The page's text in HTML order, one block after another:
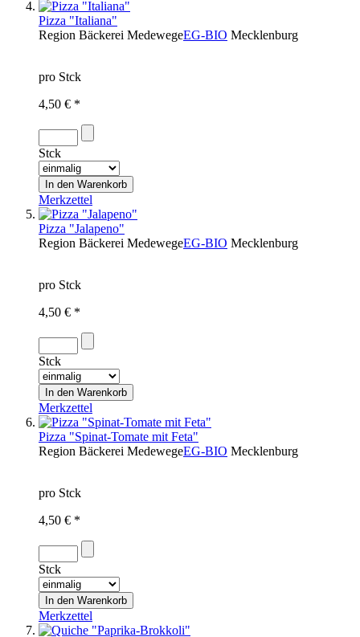
Pizza "Italiana"
Region Bäckerei MedewegeEG-BIO Mecklenburg
pro Stck
4,50 € *
Stck
Merkzettel
Pizza "Jalapeno"
Region Bäckerei MedewegeEG-BIO Mecklenburg
pro Stck
4,50 € *
Stck
Merkzettel
Pizza "Spinat-Tomate mit Feta"
Region Bäckerei MedewegeEG-BIO Mecklenburg
pro Stck
4,50 € *
Stck
Merkzettel